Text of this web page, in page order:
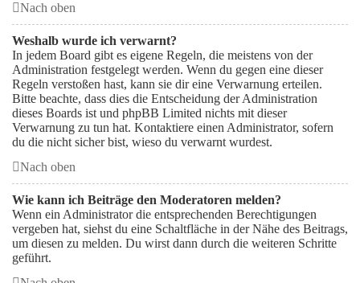
Nach oben
Weshalb wurde ich verwarnt?
In jedem Board gibt es eigene Regeln, die meistens von der
Administration festgelegt werden. Wenn du gegen eine dieser
Regeln verstoßen hast, kann sie dir eine Verwarnung erteilen.
Bitte beachte, dass dies die Entscheidung der Administration
dieses Boards ist und phpBB Limited nichts mit dieser
Verwarnung zu tun hat. Kontaktiere einen Administrator, sofern
du die nicht sicher bist, wieso du verwarnt wurdest.
Nach oben
Wie kann ich Beiträge den Moderatoren melden?
Wenn ein Administrator die entsprechenden Berechtigungen
vergeben hat, siehst du eine Schaltfläche in der Nähe des Beitrags,
um diesen zu melden. Du wirst dann durch die weiteren Schritte
geführt.